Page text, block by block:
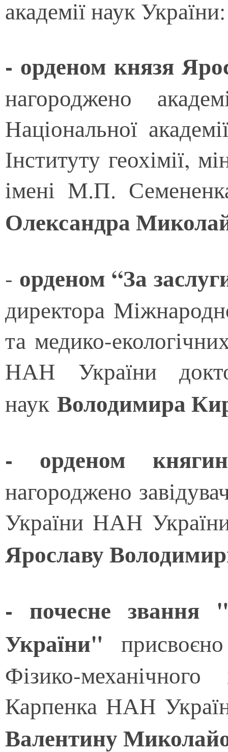
академії наук України:
- орденом князя
нагороджено
Національної
Інституту геохімії,
імені М.П.
Олександра
- орденом “За
директора
та медико-
НАН України
наук Володимира
- орденом
нагороджено
України НАН
Ярославу
- почесне звання
України"
Фізико-
Карпенка НАН
Валентину